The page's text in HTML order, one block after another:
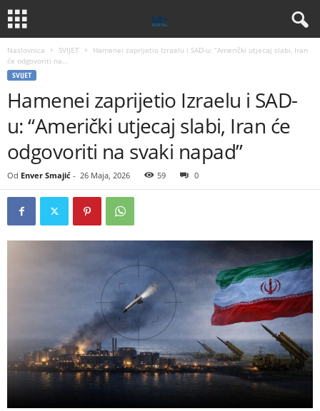
Naslovnica SVIJET
Hamenei zaprijetio Izraelu i SAD-u: “Američki utjecaj slabi, Iran
će odgovoriti na...
SVIJET
Hamenei zaprijetio Izraelu i SAD-
u: “Američki utjecaj slabi, Iran će
odgovoriti na svaki napad”
Od Enver Smajić - 26 Maja, 2026 59 0